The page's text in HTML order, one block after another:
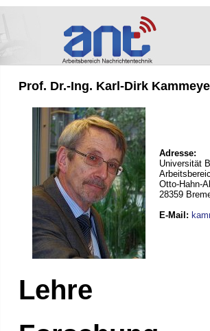
Prof. Dr.-Ing. Karl-Dirk
Adresse:
Universität
Otto-Hahn-
28359
E-Mail :
Lehre